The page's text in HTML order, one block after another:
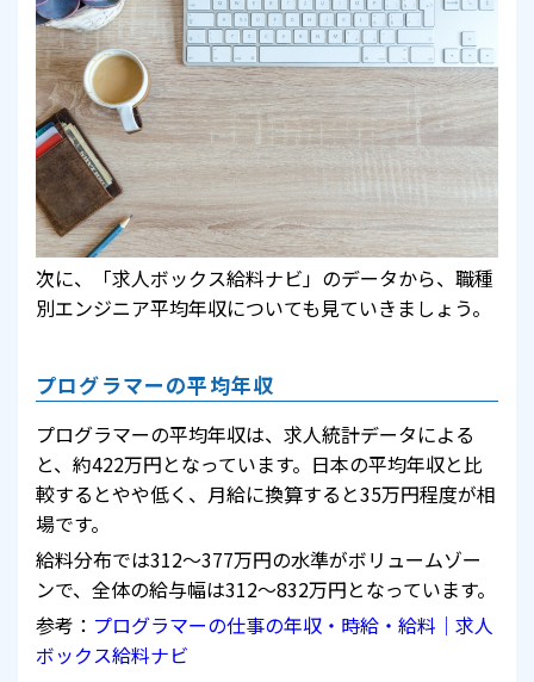
次に、「求人ボックス給料ナビ」のデータから、職種
別エンジニア平均年収についても見ていきましょう。
プログラマーの平均年収
プログラマーの平均年収は、求人統計データによる
と、約422万円となっています。日本の平均年収と比
較するとやや低く、月給に換算すると35万円程度が相
場です。
給料分布では312～377万円の水準がボリュームゾー
ンで、全体の給与幅は312～832万円となっています。
参考： プログラマーの仕事の年収・時給・給料｜求人
ボックス給料ナビ